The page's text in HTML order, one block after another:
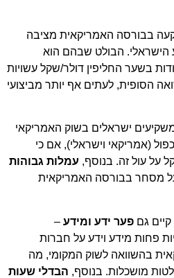
בבורסה האמריקאית מציבה
הישראלי. הבולט שבהם הוא
בשער החליפין דולר/שקל עשויות
הסופית, לעתים אף יותר מביצועי
ישראלים בשוק האמריקאי
(אמריקאי וישראלי), אם כי
על עול זה. בנוסף, עמלות גבוהות
מסחר בבורסה האמריקאית
פער ידע ומידע –
פחות מידע וידע על חברות
בהשוואה לשוק המקומי, מה
מושכלות. בנוסף, הבדלי שעות